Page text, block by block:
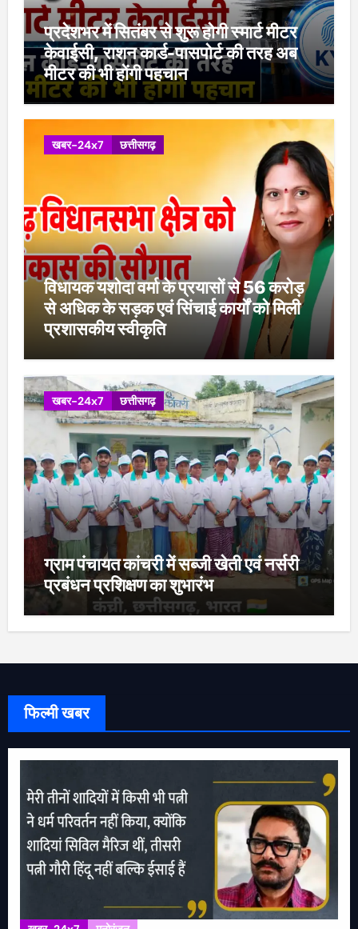
प्रदेशभर में सितंबर से शुरू होगी स्मार्ट मीटर
केवाईसी, राशन कार्ड-पासपोर्ट की तरह अब
मीटर की भी होंगी पहचान
खबर-24x7 छत्तीसगढ़
विधायक यशोदा वर्मा के प्रयासों से 56 करोड़
से अधिक के सड़क एवं सिंचाई कार्यों को मिली
प्रशासकीय स्वीकृति
खबर-24x7 छत्तीसगढ़
ग्राम पंचायत कांचरी में सब्जी खेती एवं नर्सरी
प्रबंधन प्रशिक्षण का शुभारंभ
फिल्मी खबर